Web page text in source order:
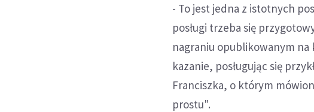
- To jest jedna z istotnych
posługi trzeba się
nagraniu opublikowanym na
kazanie, posługując się
Franciszka, o którym
prostu".